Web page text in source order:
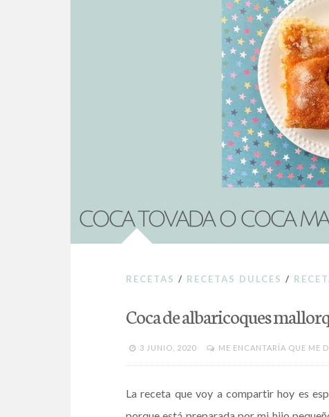
RECETAS / RECETAS DULCES /
Coca de albaricoques
3 JUNIO, 2020 ME ENCANTARÍA QUE ME
La receta que voy a compartir hoy es